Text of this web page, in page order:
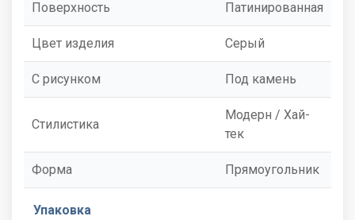
Поверхность Патинированная
Цвет изделия Серый
С рисунком Под камень
Стилистика
Модерн / Хай-
тек
Форма Прямоугольник
Упаковка